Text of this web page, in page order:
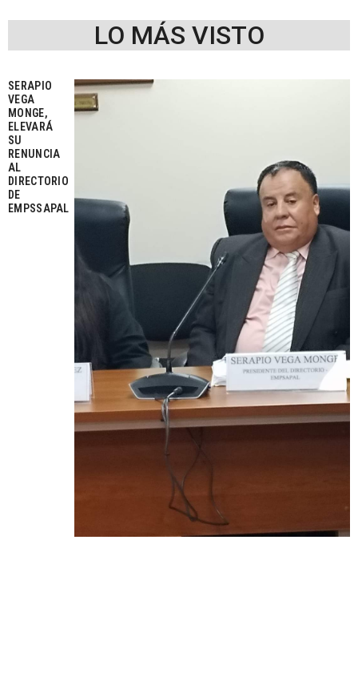
LO MÁS VISTO
SERAPIO
VEGA
MONGE,
ELEVARÁ
SU
RENUNCIA
AL
DIRECTORIO
DE
EMPSSAPAL